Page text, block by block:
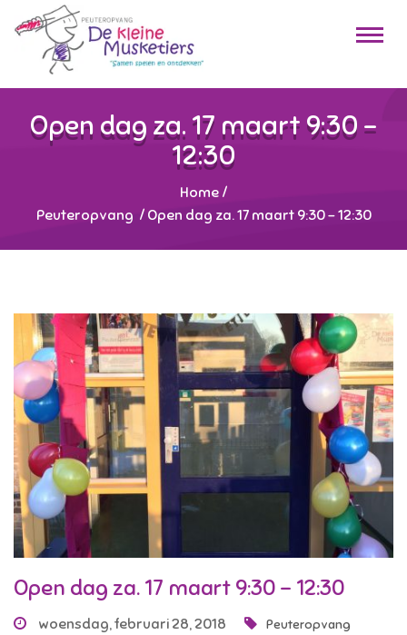
Open dag za. 17 maart 9:30 –
12:30
Home /
Peuteropvang /Open dag za. 17 maart 9:30 – 12:30
Open dag za. 17 maart 9:30 – 12:30
woensdag, februari 28, 2018 Peuteropvang